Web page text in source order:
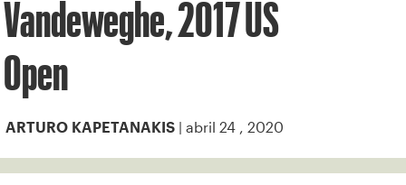
Vandeweghe, 2017 US
Open
ARTURO KAPETANAKIS | abril 24 , 2020